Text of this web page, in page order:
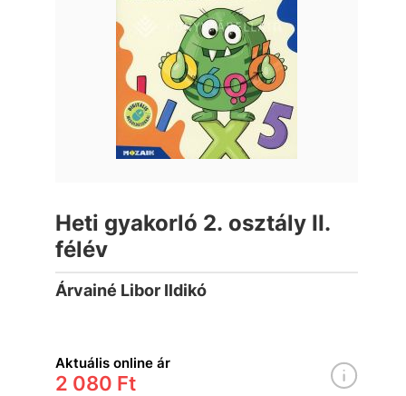
Heti gyakorló 2. osztály II.
félév
Árvainé Libor Ildikó
Aktuális online ár
2 080 Ft